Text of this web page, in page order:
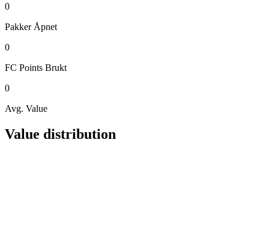
0
Pakker Åpnet
0
FC Points Brukt
0
Avg. Value
Value distribution